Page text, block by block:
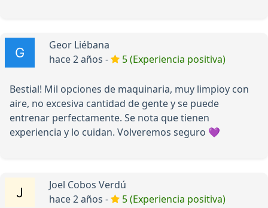
Geor Liébana
hace 2 años -
5 (Experiencia positiva)
Bestial! Mil opciones de maquinaria, muy limpioy con
aire, no excesiva cantidad de gente y se puede
entrenar perfectamente. Se nota que tienen
experiencia y lo cuidan. Volveremos seguro 💜
Joel Cobos Verdú
hace 2 años -
5 (Experiencia positiva)